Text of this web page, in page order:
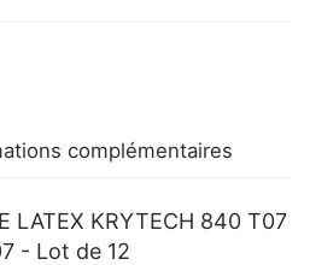
complémentaires
LATEX KRYTECH 840 T07
- Lot de 12